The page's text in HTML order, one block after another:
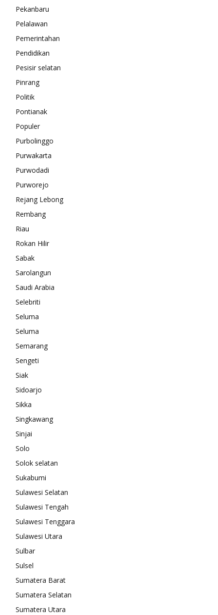
Pekanbaru
Pelalawan
Pemerintahan
Pendidikan
Pesisir selatan
Pinrang
Politik
Pontianak
Populer
Purbolinggo
Purwakarta
Purwodadi
Purworejo
Rejang Lebong
Rembang
Riau
Rokan Hilir
Sabak
Sarolangun
Saudi Arabia
Selebriti
Seluma
Seluma
Semarang
Sengeti
Siak
Sidoarjo
Sikka
Singkawang
Sinjai
Solo
Solok selatan
Sukabumi
Sulawesi Selatan
Sulawesi Tengah
Sulawesi Tenggara
Sulawesi Utara
Sulbar
Sulsel
Sumatera Barat
Sumatera Selatan
Sumatera Utara